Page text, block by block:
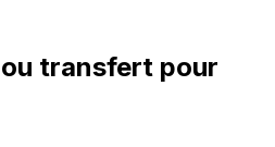
transfert pour